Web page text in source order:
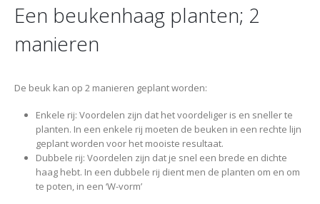
Een beukenhaag planten; 2
manieren
De beuk kan op 2 manieren geplant worden:
Enkele rij: Voordelen zijn dat het voordeliger is en sneller te
planten. In een enkele rij moeten de beuken in een rechte lijn
geplant worden voor het mooiste resultaat.
Dubbele rij: Voordelen zijn dat je snel een brede en dichte
haag hebt. In een dubbele rij dient men de planten om en om
te poten, in een ‘W-vorm’